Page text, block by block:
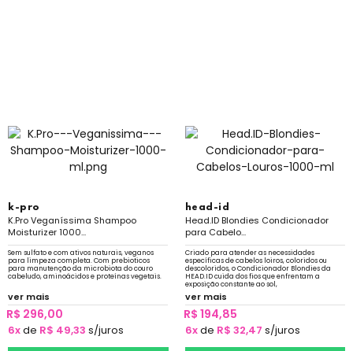
k-pro
K.Pro Veganíssima Shampoo
Moisturizer 1000...
Sem sulfato e com ativos naturais, veganos
para limpeza completa. Com prebioticos
para manutenção da microbiota do couro
cabeludo, aminoácidos e proteínas vegetais.
ver mais
R$ 296,00
6xde R$ 49,33 s/juros
head-id
Head.ID Blondies Condicionador
para Cabelo...
Criado para atender as necessidades
específicas de cabelos loiros, coloridos ou
descoloridos, o Condicionador Blondies da
HEAD.ID cuida dos fios que enfrentam a
exposição constante ao sol,
ver mais
R$ 194,85
6xde R$ 32,47 s/juros